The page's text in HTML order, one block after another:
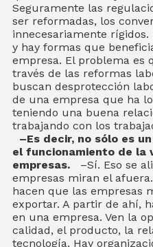
Seguramente las
ser reformadas, los
innecesariamente
y hay formas que
empresa. El problema es
través de las reformas
buscan desprotección
de una empresa que ha
teniendo una buena
trabajando con los
–Es decir, no sólo es
el funcionamiento de la
empresas. –Sí. Eso se
empresas miran el
hacen que las empresas
exportar. A partir de ahí,
en una empresa. Ven la
calidad, el producto, la
tecnología. Hay